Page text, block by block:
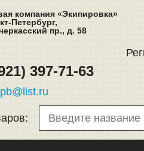
компания «Экипировка»
Петербург,
пр., д. 58
397-71-63